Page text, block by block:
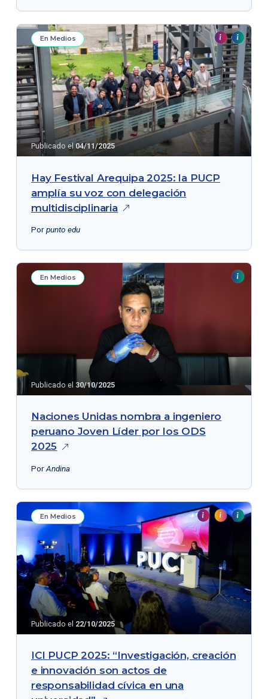
En Medios
Publicado el04/11/2025
Hay Festival Arequipa 2025: la PUCP
amplía su voz con delegación
multidisciplinaria
Porpunto edu
En Medios
Publicado el 30/10/2025
Naciones Unidas nombra a ingeniero
peruano Joven Líder por los ODS
2025
PorAndina
En Medios
Publicado el 22/10/2025
ICI PUCP 2025: “Investigación, creación
e innovación son actos de
responsabilidad cívica en una